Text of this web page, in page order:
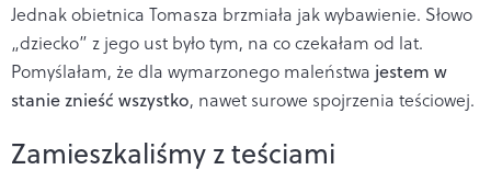
Jednak obietnica Tomasza brzmiała jak wybawienie. Słowo
„dziecko” z jego ust było tym, na co czekałam od lat.
Pomyślałam, że dla wymarzonego maleństwa jestem w
stanie znieść wszystko, nawet surowe spojrzenia teściowej.
Zamieszkaliśmy z teściami